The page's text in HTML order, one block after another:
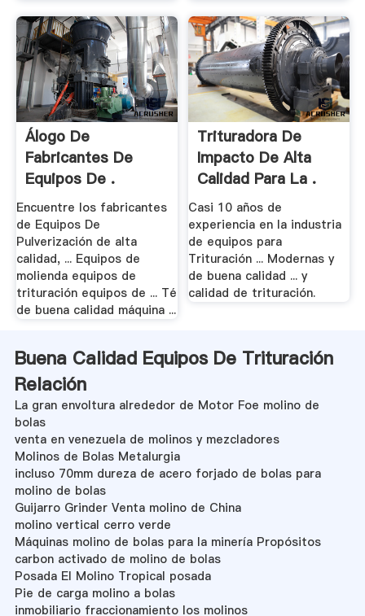
Álogo De
Fabricantes De
Equipos De .
Encuentre los fabricantes
de Equipos De
Pulverización de alta
calidad, ... Equipos de
molienda equipos de
trituración equipos de ... Té
de buena calidad máquina ...
Trituradora De
Impacto De Alta
Calidad Para La .
Casi 10 años de
experiencia en la industria
de equipos para
Trituración ... Modernas y
de buena calidad ... y
calidad de trituración.
Buena Calidad Equipos De Trituración
Relación
La gran envoltura alrededor de Motor Foe molino de
bolas
venta en venezuela de molinos y mezcladores
Molinos de Bolas Metalurgia
incluso 70mm dureza de acero forjado de bolas para
molino de bolas
Guijarro Grinder Venta molino de China
molino vertical cerro verde
Máquinas molino de bolas para la minería Propósitos
carbon activado de molino de bolas
Posada El Molino Tropical posada
Pie de carga molino a bolas
inmobiliario fraccionamiento los molinos